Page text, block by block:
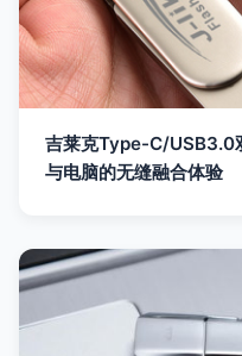
吉莱克Type-C/USB3.0
与电脑的无缝融合体验